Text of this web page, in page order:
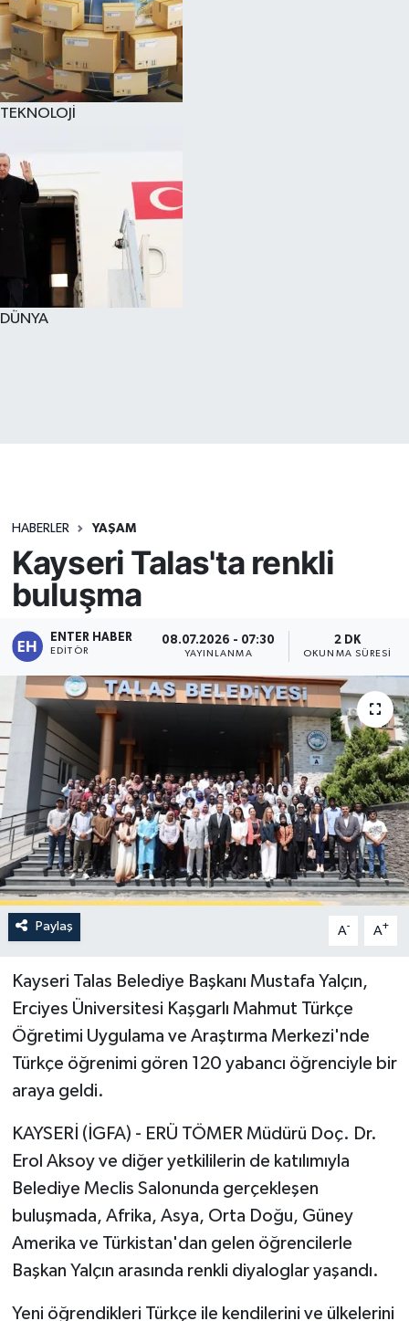
TEKNOLOJİ
DÜNYA
HABERLER YAŞAM
Kayseri Talas'ta renkli
buluşma
ENTER HABER
EDITÖR
08.07.2026 - 07:30
YAYINLANMA
2 DK
OKUNMA SÜRESI
Paylaş A- A+
Kayseri Talas Belediye Başkanı Mustafa Yalçın,
Erciyes Üniversitesi Kaşgarlı Mahmut Türkçe
Öğretimi Uygulama ve Araştırma Merkezi'nde
Türkçe öğrenimi gören 120 yabancı öğrenciyle bir
araya geldi.
KAYSERİ (İGFA) - ERÜ TÖMER Müdürü Doç. Dr.
Erol Aksoy ve diğer yetkililerin de katılımıyla
Belediye Meclis Salonunda gerçekleşen
buluşmada, Afrika, Asya, Orta Doğu, Güney
Amerika ve Türkistan'dan gelen öğrencilerle
Başkan Yalçın arasında renkli diyaloglar yaşandı.
Yeni öğrendikleri Türkçe ile kendilerini ve ülkelerini